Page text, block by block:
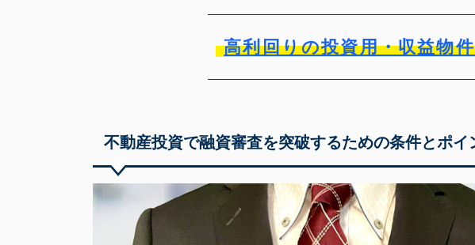
高利回りの投資用・収益物
不動産投資で融資審査を突破するための条件とポイ